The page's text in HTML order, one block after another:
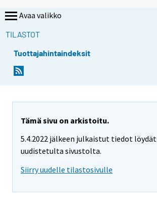
Avaa valikko
TILASTOT
Tuottajahintaindeksit
Tämä sivu on arkistoitu.
5.4.2022 jälkeen julkaistut tiedot löydät
uudistetulta sivustolta.
Siirry uudelle tilastosivulle